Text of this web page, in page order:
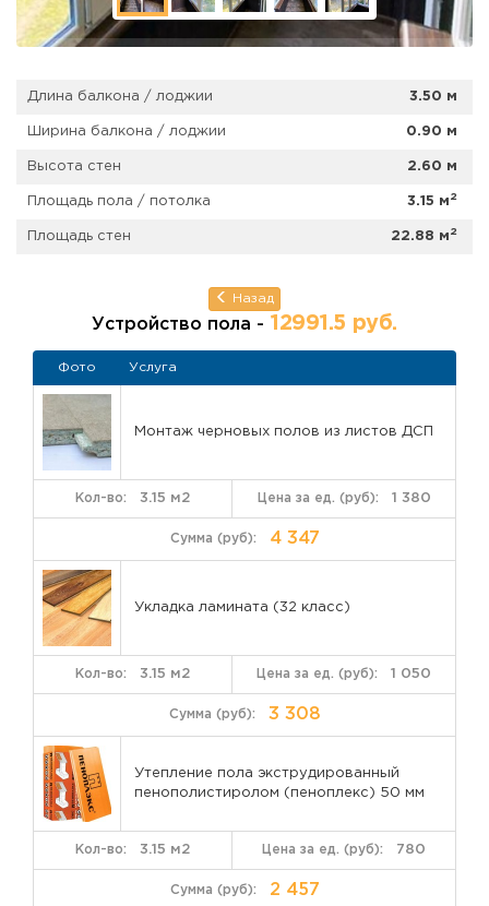
Назад
представленных на сайте. Надеемся на
взаимопонимание и плодотворное сотрудничество!
Длина балкона / лоджии 3.50 м
Ширина балкона / лоджии 0.90 м
Высота стен 2.60 м
Площадь пола / потолка 3.15 м 2
Площадь стен 22.88 м 2
Устройство пола - 12991.5 руб.
Фото Услуга
Монтаж черновых полов из листов ДСП
1 380
3.15 м2
4 347
Укладка ламината (32 класс)
1 050
3.15 м2
3 308
Утепление пола экструдированный
пенополистиролом (пеноплекс) 50 мм
780
3.15 м2
2 457